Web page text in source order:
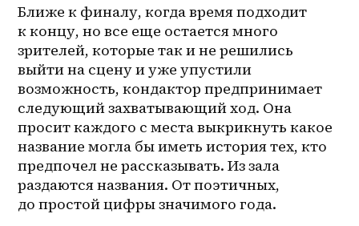
Ближе к финалу, когда время подходит
к концу, но все еще остается много
зрителей, которые так и не решились
выйти на сцену и уже упустили
возможность, кондактор предпринимает
следующий захватывающий ход. Она
просит каждого с места выкрикнуть какое
название могла бы иметь история тех, кто
предпочел не рассказывать. Из зала
раздаются названия. От поэтичных,
до простой цифры значимого года.